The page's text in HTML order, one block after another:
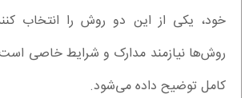
خود، یکی از این دو روش را انتخاب
روش‌ها نیازمند مدارک و شرایط خاصی است
کامل توضیح داده می‌شود.